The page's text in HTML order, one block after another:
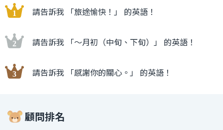
請告訴我 「旅途愉快！」 的英語！
請告訴我 「〜月初（中旬、下旬）」 的英語！
請告訴我 「感謝你的關心。」 的英語！
顧問排名